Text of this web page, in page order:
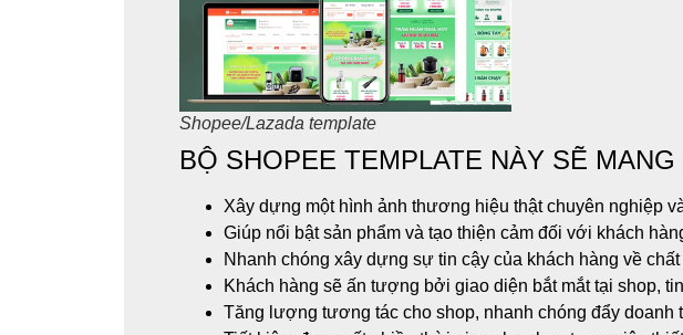
Shopee/Lazada template
BỘ SHOPEE TEMPLATE NÀY SẼ
Xây dựng một hình ảnh thương hiệu thật chuyên nghiệp
Giúp nổi bật sản phẩm và tạo thiện cảm đối với khách
Nhanh chóng xây dựng sự tin cậy của khách hàng về
Khách hàng sẽ ấn tượng bởi giao diện bắt mắt tại shop,
Tăng lượng tương tác cho shop, nhanh chóng đẩy doanh